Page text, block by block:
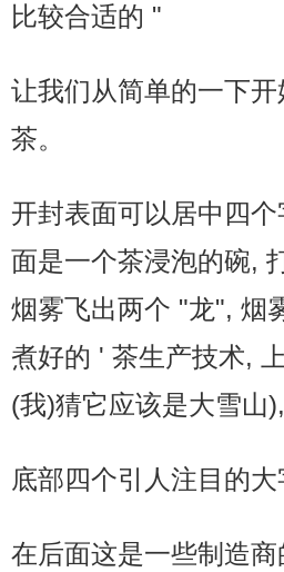
比较合适的 "
让我们从简单的一下
茶。
开封表面可以居中四
面是一个茶浸泡的碗,
烟雾飞出两个 "龙", 烟
煮好的 ' 茶生产技术,
(我)猜它应该是大雪山
底部四个引人注目的大
在后面这是一些制造